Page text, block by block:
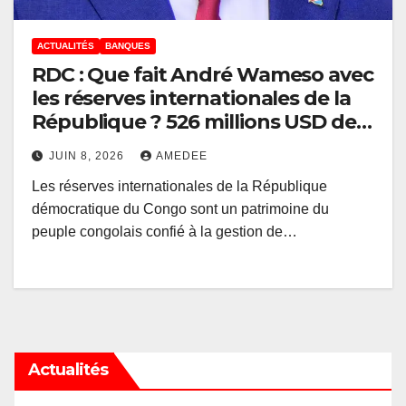
ACTUALITÉS BANQUES
RDC : Que fait André Wameso avec
les réserves internationales de la
République ? 526 millions USD de
baisse en l’espace de trois
semaines
JUIN 8, 2026 AMEDEE
Les réserves internationales de la République
démocratique du Congo sont un patrimoine du
peuple congolais confié à la gestion de…
Actualités